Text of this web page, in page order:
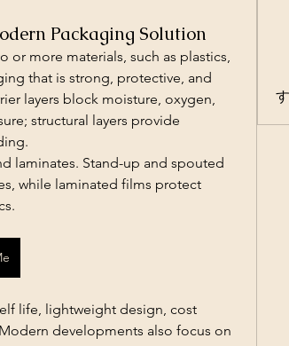
Packaging Solution
more materials, such as plastics,
that is strong, protective, and
layers block moisture, oxygen,
structural layers provide
laminates. Stand-up and spouted
while laminated films protect
life, lightweight design, cost
developments also focus on